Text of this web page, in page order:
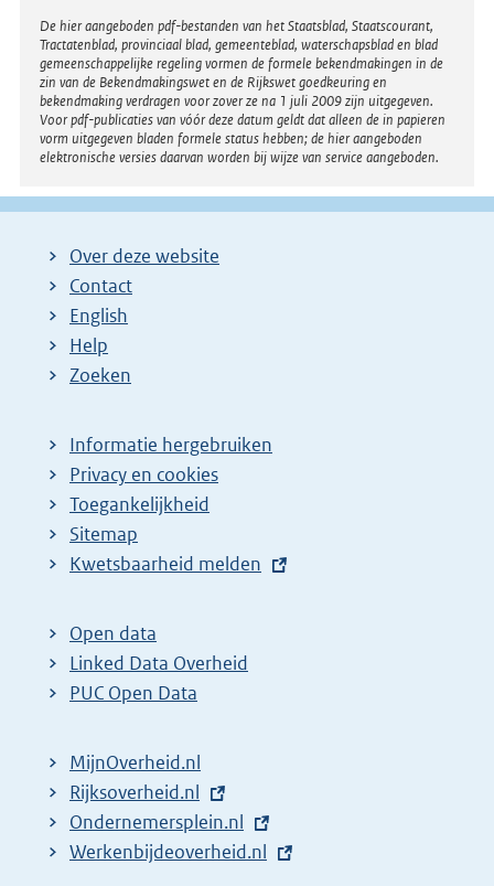
Disclaimer
De hier aangeboden pdf-bestanden van het Staatsblad, Staatscourant,
Tractatenblad, provinciaal blad, gemeenteblad, waterschapsblad en blad
gemeenschappelijke regeling vormen de formele bekendmakingen in de
zin van de Bekendmakingswet en de Rijkswet goedkeuring en
bekendmaking verdragen voor zover ze na 1 juli 2009 zijn uitgegeven.
Voor pdf-publicaties van vóór deze datum geldt dat alleen de in papieren
vorm uitgegeven bladen formele status hebben; de hier aangeboden
elektronische versies daarvan worden bij wijze van service aangeboden.
Over deze website
Contact
English
Help
Zoeken
Informatie hergebruiken
Privacy en cookies
Toegankelijkheid
Sitemap
E
t
e
r
l
i
n
k
Kwetsbaarheid melden
Open data
Linked Data Overheid
PUC Open Data
MijnOverheid.nl
E
x
t
Rijksoverheid.nl
E
x
Ondernemersplein.nl
E
Werkenbijdeoverheid.nl